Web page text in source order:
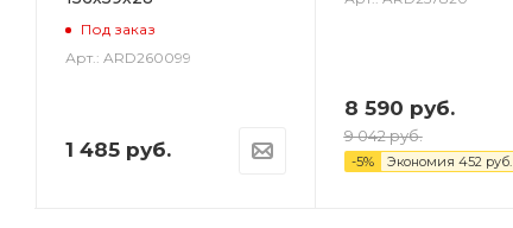
Под заказ
Арт.: ARD260099
1 485руб.
8 590 руб.
9 042руб.
-5% Экономия 452руб.